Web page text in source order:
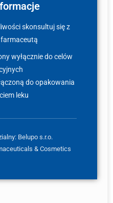
skonsultuj się z
farmaceutą
wyłącznie do celów
do opakowania
leku
Belupo s.r.o.
& Cosmetics